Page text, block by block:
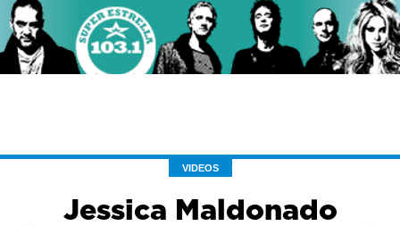
VIDEOS
Jessica Maldonado